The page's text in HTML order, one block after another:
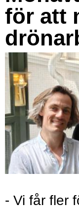
för att
- Vi får fler